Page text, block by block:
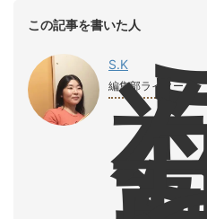
この記事を書いた人
S.K
編集部ライター